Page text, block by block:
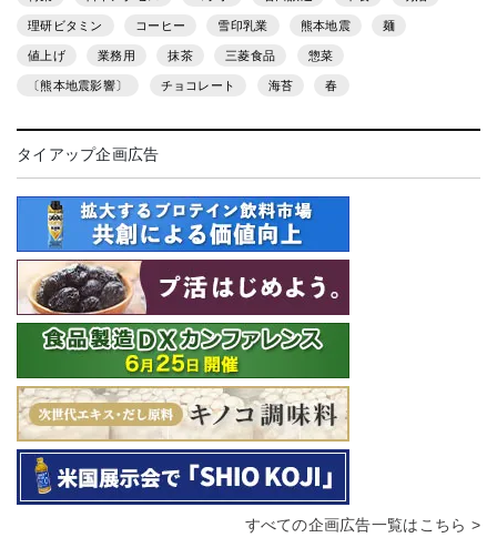
理研ビタミン コーヒー 雪印乳業 熊本地震 麺
値上げ 業務用 抹茶 三菱食品 惣菜
〔熊本地震影響〕 チョコレート 海苔 春
タイアップ企画広告
すべての企画広告一覧はこちら >